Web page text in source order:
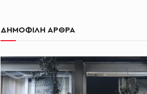
ΔΗΜΟΦΙΛΗ ΑΡΘΡΑ